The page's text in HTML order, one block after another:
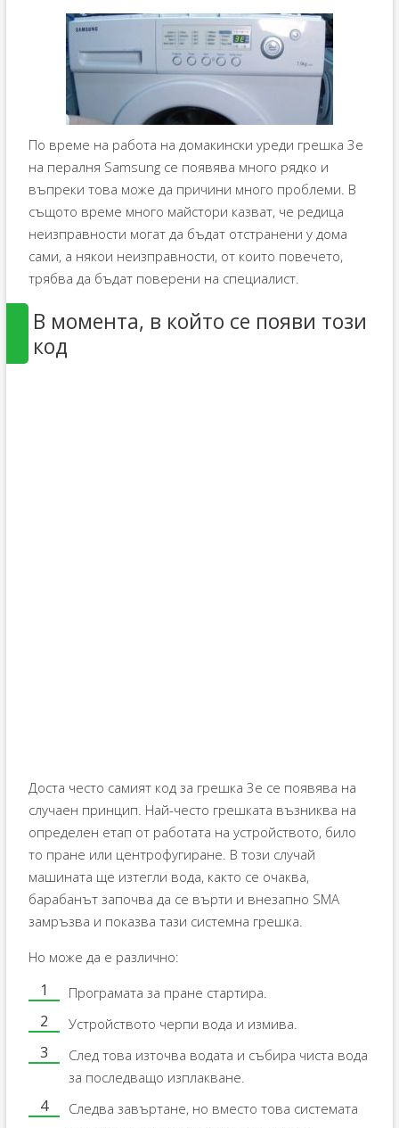
По време на работа на домакински уреди грешка 3e
на пералня Samsung се появява много рядко и
въпреки това може да причини много проблеми. В
същото време много майстори казват, че редица
неизправности могат да бъдат отстранени у дома
сами, а някои неизправности, от които повечето,
трябва да бъдат поверени на специалист.
В момента, в който се появи този
код
Доста често самият код за грешка 3e се появява на
случаен принцип. Най-често грешката възниква на
определен етап от работата на устройството, било
то пране или центрофугиране. В този случай
машината ще изтегли вода, както се очаква,
барабанът започва да се върти и внезапно SMA
замръзва и показва тази системна грешка.
Но може да е различно:
Програмата за пране стартира.
Устройството черпи вода и измива.
След това източва водата и събира чиста вода
за последващо изплакване.
Следва завъртане, но вместо това системата